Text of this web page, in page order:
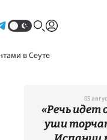
в Сеуте
05
«Речь идет
уши